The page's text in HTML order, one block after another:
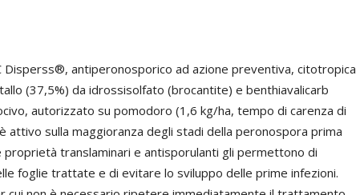
antiperonosporico ad azione preventiva, citotropica
(37,5%) da idrossisolfato (brocantite) e benthiavalicarb
autorizzato su pomodoro (1,6 kg/ha, tempo di carenza di
attivo sulla maggioranza degli stadi della peronospora prima
proprietà translaminari e antisporulanti gli permettono di
foglie trattate e di evitare lo sviluppo delle prime infezioni.